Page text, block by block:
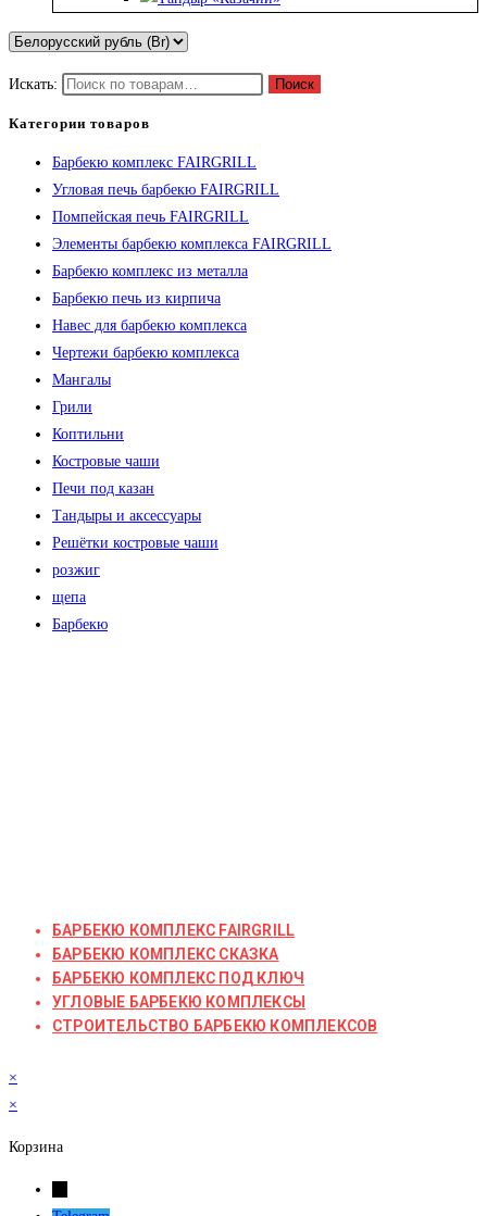
Искать: Поиск
Категории товаров
Барбекю комплекс FAIRGRILL
Угловая печь барбекю FAIRGRILL
Помпейская печь FAIRGRILL
Элементы барбекю комплекса FAIRGRILL
Барбекю комплекс из металла
Барбекю печь из кирпича
Навес для барбекю комплекса
Чертежи барбекю комплекса
Мангалы
Грили
Коптильни
Костровые чаши
Печи под казан
Тандыры и аксессуары
Решётки костровые чаши
розжиг
щепа
Барбекю
БАРБЕКЮ КОМПЛЕКС FAIRGRILL
БАРБЕКЮ КОМПЛЕКС СКАЗКА
БАРБЕКЮ КОМПЛЕКС ПОД КЛЮЧ
УГЛОВЫЕ БАРБЕКЮ КОМПЛЕКСЫ
СТРОИТЕЛЬСТВО БАРБЕКЮ КОМПЛЕКСОВ
×
×
Корзина